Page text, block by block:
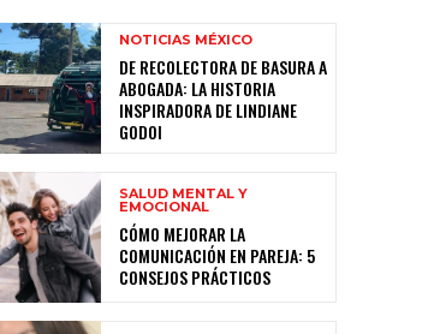
NOTICIAS MÉXICO
DE RECOLECTORA DE BASURA A
ABOGADA: LA HISTORIA
INSPIRADORA DE LINDIANE
GODOI
SALUD MENTAL Y
EMOCIONAL
CÓMO MEJORAR LA
COMUNICACIÓN EN PAREJA: 5
CONSEJOS PRÁCTICOS